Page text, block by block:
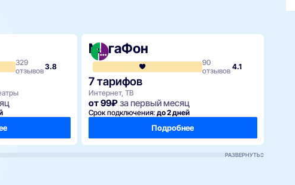
3.8
329
отзывов
МегаФон
4.1
90
отзывов
7 тарифов
Интернет, ТВ
от 99₽за первый месяц
Срок подключения: до 2 дней
Подробнее
РАЗВЕРНУТЬ